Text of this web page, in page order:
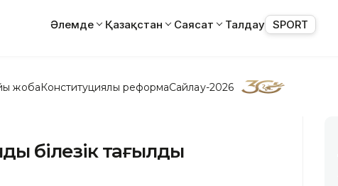
Әлемде Қазақстан Саясат Талдау SPORT
жобаКонституциялық реформаСайлау-2026
білезік тағылды